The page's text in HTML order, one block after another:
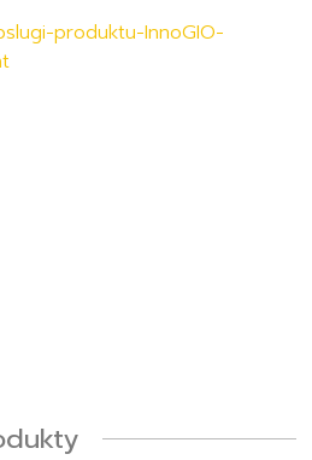
produktu-InnoGIO-